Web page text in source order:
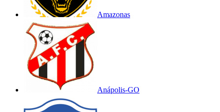
Amazonas
Anápolis-GO